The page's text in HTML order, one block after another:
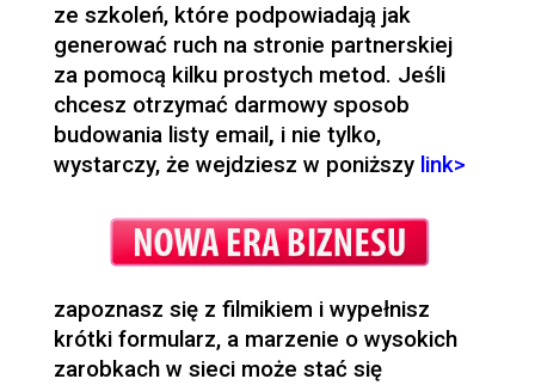
ze szkoleń, które podpowiadają jak
generować ruch na stronie partnerskiej
za pomocą kilku prostych metod. Jeśli
chcesz otrzymać darmowy sposob
budowania listy email , i nie tylko,
wystarczy, że wejdziesz w poniższy link>
zapoznasz się z filmikiem i wypełnisz
krótki formularz, a marzenie o wysokich
zarobkach w sieci może stać się